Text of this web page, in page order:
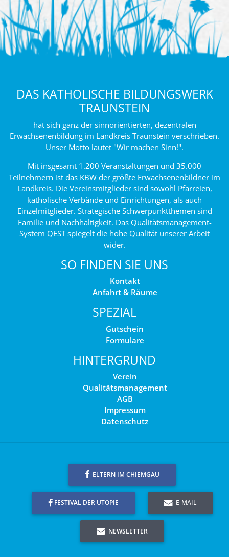
DAS KATHOLISCHE BILDUNGSWERK
TRAUNSTEIN
hat sich ganz der sinnorientierten, dezentralen
Erwachsenenbildung im Landkreis Traunstein verschrieben.
Unser Motto lautet "Wir machen Sinn!".
Mit insgesamt 1.200 Veranstaltungen und 35.000
Teilnehmern ist das KBW der größte Erwachsenenbildner im
Landkreis. Die Vereinsmitglieder sind sowohl Pfarreien,
katholische Verbände und Einrichtungen, als auch
Einzelmitglieder. Strategische Schwerpunktthemen sind
Familie und Nachhaltigkeit. Das Qualitätsmanagement-
System QEST spiegelt die hohe Qualität unserer Arbeit
wider.
SO FINDEN SIE UNS
Kontakt
Anfahrt & Räume
SPEZIAL
Gutschein
Formulare
HINTERGRUND
Verein
Qualitätsmanagement
AGB
Impressum
Datenschutz
ELTERN IM CHIEMGAU
FESTIVAL DER UTOPIE E-MAIL
NEWSLETTER